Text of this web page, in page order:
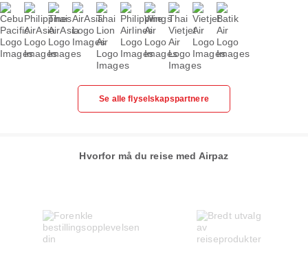
Se alle flyselskapspartnere
Hvorfor må du reise med Airpaz